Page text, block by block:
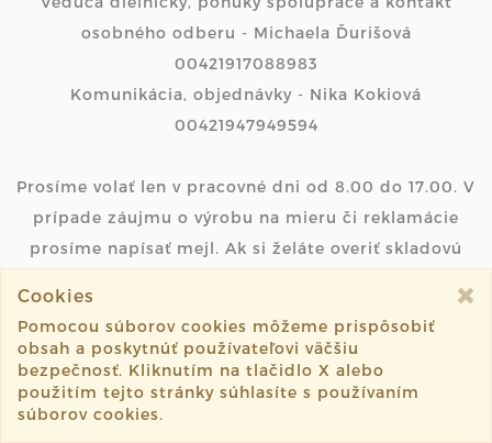
osobného odberu - Michaela Ďurišová
00421917088983
Komunikácia, objednávky - Nika Kokiová
00421947949594
Prosíme volať len v pracovné dni od 8.00 do 17.00. V
prípade záujmu o výrobu na mieru či reklamácie
prosíme napísať mejl. Ak si želáte overiť skladovú
Michaela Ďurišová
Vyšehradská 12/suterén zo zadu,
Cookies
Pomocou súborov cookies môžeme prispôsobiť
obsah a poskytnúť používateľovi väčšiu
bezpečnosť. Kliknutím na tlačidlo X alebo
použitím tejto stránky súhlasíte s používaním
súborov cookies.